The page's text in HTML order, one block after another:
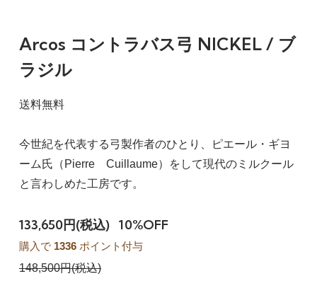
Arcos コントラバス弓 NICKEL / ブ
ラジル
送料無料
今世紀を代表する弓製作者のひとり、ピエール・ギヨ
ーム氏（Pierre Cuillaume）をして現代のミルクール
と言わしめた工房です。
133,650円(税込) 10%OFF
購入で 1336ポイント付与
148,500円(税込)